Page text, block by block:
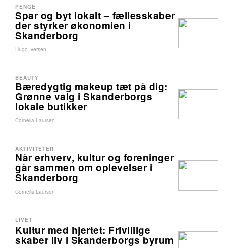
Spar og byt lokalt – fællesskaber
der styrker økonomien i
Skanderborg
PENGE
Hugo Iversen
Bæredygtig makeup tæt på dig:
Grønne valg i Skanderborgs
lokale butikker
BEAUTY
Cornelia Laursen
Når erhverv, kultur og foreninger
går sammen om oplevelser i
Skanderborg
AKTIVITETER
Cornelia Laursen
Kultur med hjertet: Frivillige
skaber liv i Skanderborgs byrum
LIVET